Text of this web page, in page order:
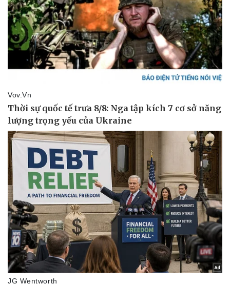
Sức khỏe
Dinh dưỡng - món ngon
Cây thuốc
Sản phụ khoa
Nhi khoa
Nam khoa
Đời sống
Nhà đẹp
Tình yêu - Gia đình